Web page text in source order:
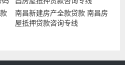
南昌新建房产全款贷款 南昌房
屋抵押贷款咨询专线